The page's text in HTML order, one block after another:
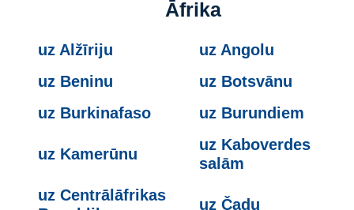
Āfrika
uz Alžīriju
uz Angolu
uz Beninu
uz Botsvānu
uz Burkinafaso
uz Burundiem
uz Kamerūnu
uz Kaboverdes
salām
uz Centrālāfrikas
uz Čadu